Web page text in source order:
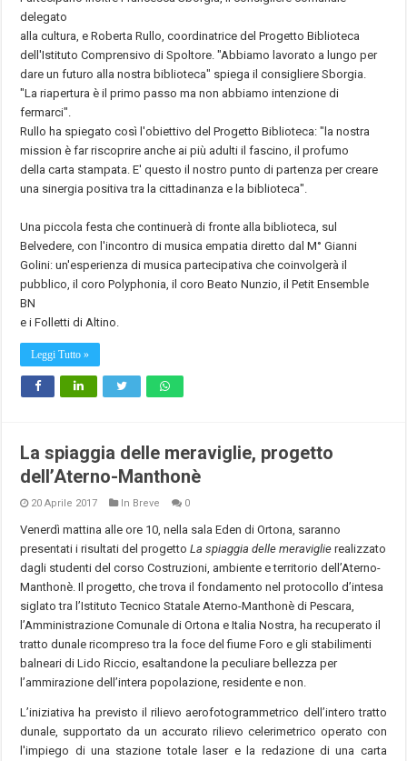
delegato
alla cultura, e Roberta Rullo, coordinatrice del Progetto Biblioteca
dell'Istituto Comprensivo di Spoltore. "Abbiamo lavorato a lungo per
dare un futuro alla nostra biblioteca" spiega il consigliere Sborgia.
"La riapertura è il primo passo ma non abbiamo intenzione di
fermarci".
Rullo ha spiegato così l'obiettivo del Progetto Biblioteca: "la nostra
mission è far riscoprire anche ai più adulti il fascino, il profumo
della carta stampata. E' questo il nostro punto di partenza per creare
una sinergia positiva tra la cittadinanza e la biblioteca".
Una piccola festa che continuerà di fronte alla biblioteca, sul
Belvedere, con l'incontro di musica empatia diretto dal M° Gianni
Golini: un'esperienza di musica partecipativa che coinvolgerà il
pubblico, il coro Polyphonia, il coro Beato Nunzio, il Petit Ensemble
BN
e i Folletti di Altino.
Leggi Tutto »
La spiaggia delle meraviglie, progetto
dell’Aterno-Manthonè
20 Aprile 2017 In Breve 0
Venerdì mattina alle ore 10, nella sala Eden di Ortona, saranno
presentati i risultati del progettoLa spiaggia delle meraviglierealizzato
dagli studenti del corso Costruzioni, ambiente e territorio dell’Aterno-
Manthonè. Il progetto, che trova il fondamento nel protocollo d’intesa
siglato tra l’Istituto Tecnico Statale Aterno-Manthonè di Pescara,
l’Amministrazione Comunale di Ortona e Italia Nostra, ha recuperato il
tratto dunale ricompreso tra la foce del fiume Foro e gli stabilimenti
balneari di Lido Riccio, esaltandone la peculiare bellezza per
l’ammirazione dell’intera popolazione, residente e non.
L’iniziativa ha previsto il rilievo aerofotogrammetrico dell’intero tratto
dunale, supportato da un accurato rilievo celerimetrico operato con
l'impiego di una stazione totale laser e la redazione di una carta